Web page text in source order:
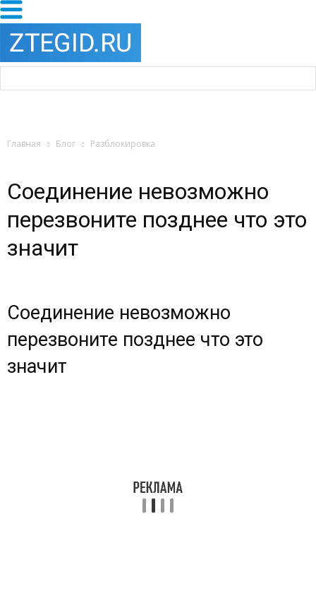
Главная Блог Разблокировка
Соединение невозможно
перезвоните позднее что это
значит
Соединение невозможно
перезвоните позднее что это
значит